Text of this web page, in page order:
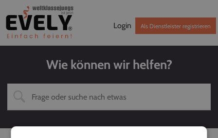
Login Als Dienstleister registrieren
Wie können wir helfen?